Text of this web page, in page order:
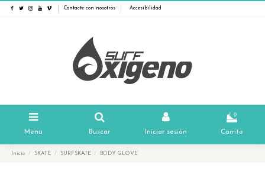
Contacte con nosotros Accesibilidad
Menu Buscar Iniciar sesión
0
Carrito
Inicio SKATE SURFSKATE BODY GLOVE